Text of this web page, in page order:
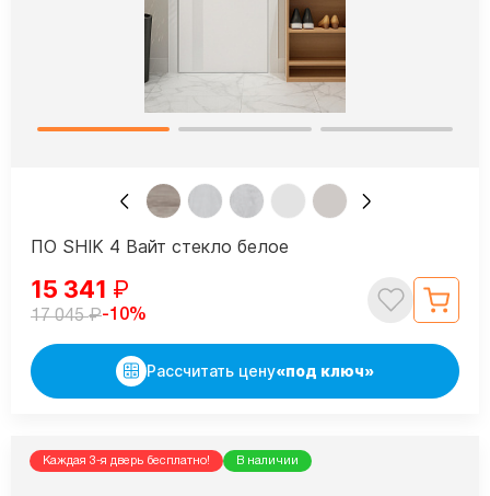
ПО SHIK 4 Вайт стекло белое
15 341 ₽
17 045₽-10%
Рассчитать цену«под ключ»
Каждая 3-я дверь бесплатно! В наличии